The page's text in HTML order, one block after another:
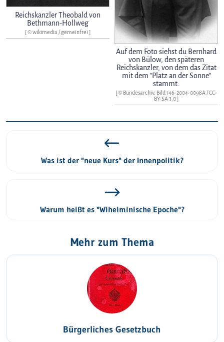
Reichskanzler Theobald von
Bethmann-Hollweg
[ © wikimedia / gemeinfrei ]
Auf dem Foto siehst du Bernhard
von Bülow, den späteren
Reichskanzler, von dem das Zitat
mit dem "Platz an der Sonne"
stammt.
[ © Bundesarchiv, Bild 146-2004-0098A /CC-
BY-SA 3.0]
Was ist der "neue Kurs" der Innenpolitik?
Warum heißt es "Wihelminische Epoche"?
Mehr zum Thema
Bürgerliches Gesetzbuch